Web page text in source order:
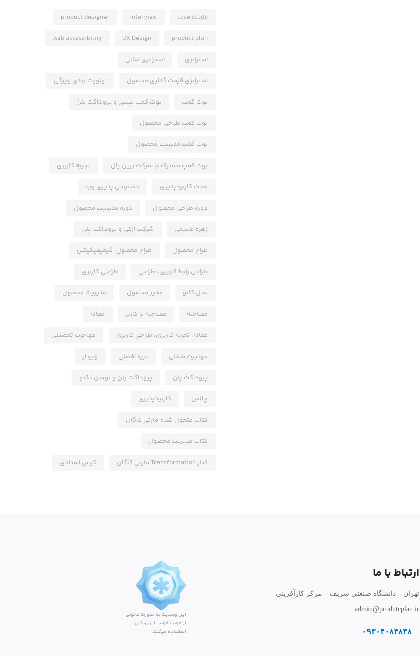
case study
interview
product designer
product plan
UX Design
web accessibility
استراتژی استراتژی املتی
استراتژی قیمت گذاری محصول اولویت بندی ویژگی
بوت کمپ بوت کمپ تپسی و پروداکت پلن
بوت کمپ طراحی محصول
بوت کمپ مدیریت محصول
بوت کمپ مشترک با شرکت زرین پال تجربه کاربری
تست کاربردپذیری دسترسی پذیری وب
دوره طراحی محصول دوره مدیریت محصول
زهره قاسمی شرکت ازکی و پروداکت پلن
طراح محصول طراح محصول، گیمیفیکیشن
طراحی رابط کاربری، طراحی طراحی کاربری
مدل کانو مدیر محصول مدیریت محصول
مصاحبه مصاحبه با کاربر مقاله
مقاله، تجربه کاربری، طراحی کاربری مهاجرت تحصیلی
مهاجرت شغلی نیره افضلی وبینار
پروداکت پلن پروداکت پلن و توسن تکنو
چالش کاربردپذیری
کتاب متحول شده مارتی کاگان
کتاب مدیریت محصول
کتار Transformation مارتی کاگان کیس استادی
ارتباط با ما
تهران – دانشگاه صنعتی شریف – مرکز کارآفرینی
admin@produtcplan.ir
۰۹۳۰۴۰۸۴۸۴۸
این وبسایت به صورت قانونی
از فونت فونت ایران‌یکان
استفاده میکند.